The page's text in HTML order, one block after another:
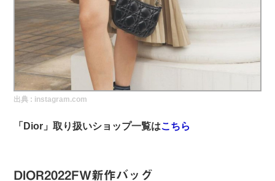
実録！海外ショップで買ってみた！
海外SHOP LIST
パーソナルショッパー指南書
出典 : instagram.com
「Dior」取り扱いショップ一覧はこちら
DIOR2022FW新作バッグ